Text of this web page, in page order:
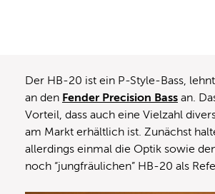
Der HB-20 ist ein P-Style-Bass,
an den Fender Precision Bass an.
Vorteil, dass auch eine Vielzahl
am Markt erhältlich ist. Zunächst
allerdings einmal die Optik sowie
noch “jungfräulichen” HB-20 als